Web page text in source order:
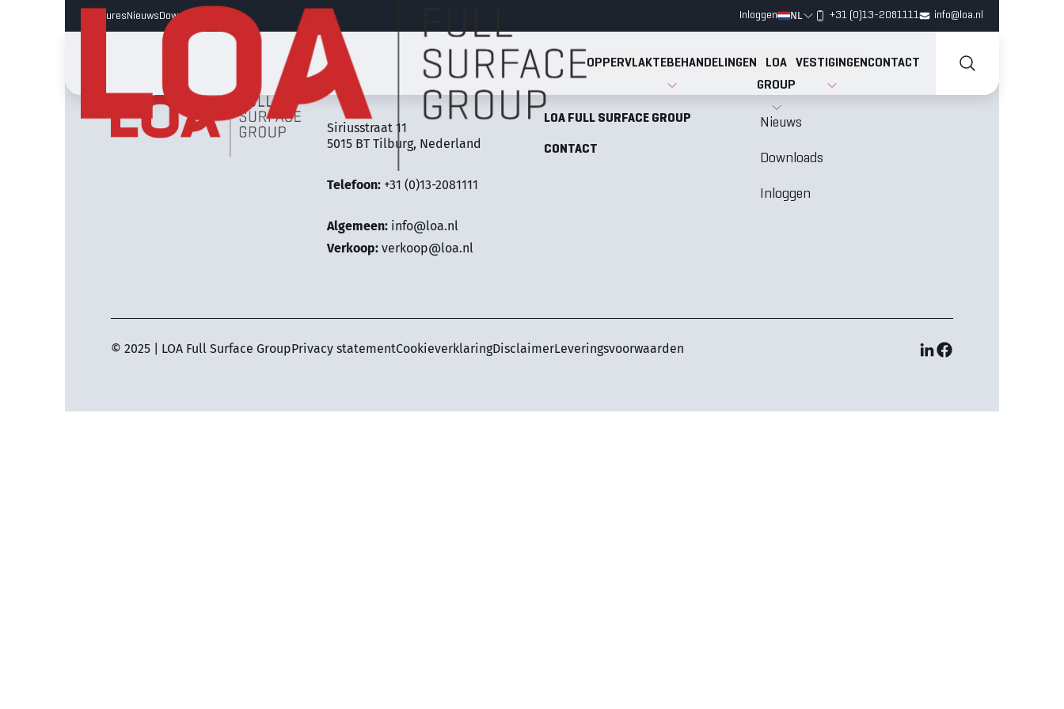
Vacatures Nieuws Downloads Inloggen NL +31 (0)13-2081111 info@loa.nl
OPPERVLAKTEBEHANDELINGEN
LOA
GROUP
VESTIGINGEN CONTACT
LOA Full Surface Group
Siriusstraat 11
5015 BT Tilburg, Nederland
Telefoon: +31 (0)13-2081111
Algemeen: info@loa.nl
Verkoop:verkoop@loa.nl
OPPERVLAKTEBEHANDELINGEN
LOA FULL SURFACE GROUP
CONTACT
Vacatures
Nieuws
Downloads
Inloggen
© 2025 | LOA Full Surface GroupPrivacy statementCookieverklaringDisclaimerLeveringsvoorwaarden